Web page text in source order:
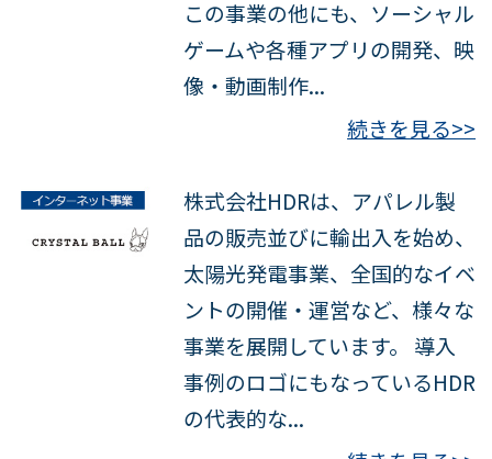
この事業の他にも、ソーシャル
ゲームや各種アプリの開発、映
像・動画制作...
続きを見る>>
株式会社HDRは、アパレル製
品の販売並びに輸出入を始め、
太陽光発電事業、全国的なイベ
ントの開催・運営など、様々な
事業を展開しています。 導入
事例のロゴにもなっているHDR
の代表的な...